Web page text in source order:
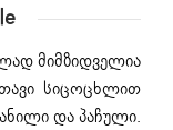
მიმზიდველია
სიცოცხლით
და პაჩული.